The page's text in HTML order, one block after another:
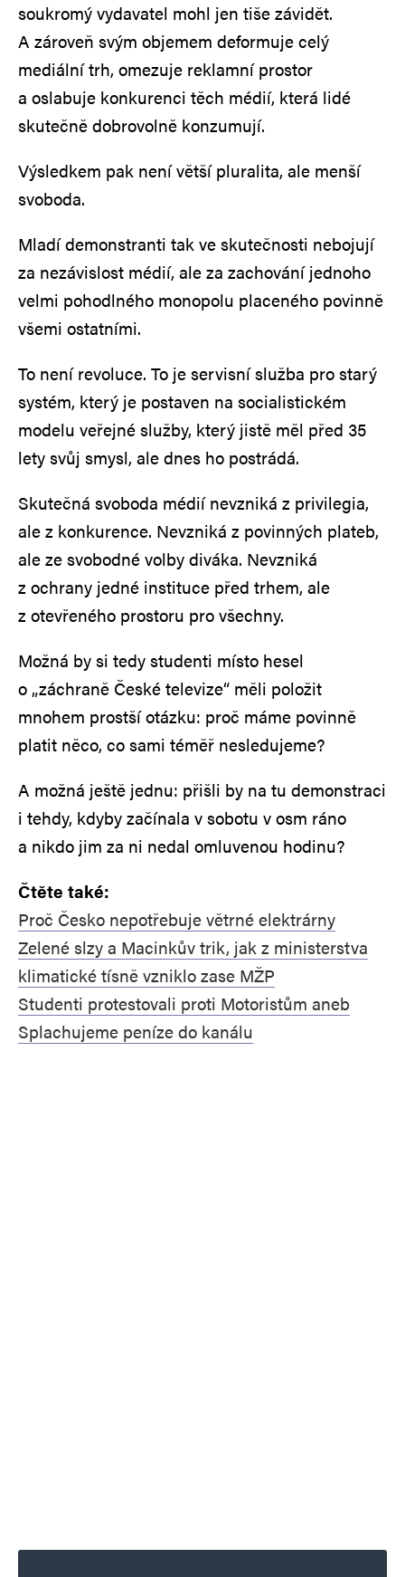
soukromý vydavatel mohl jen tiše závidět.
A zároveň svým objemem deformuje celý
mediální trh, omezuje reklamní prostor
a oslabuje konkurenci těch médií, která lidé
skutečně dobrovolně konzumují.
Výsledkem pak není větší pluralita, ale menší
svoboda.
Mladí demonstranti tak ve skutečnosti nebojují
za nezávislost médií, ale za zachování jednoho
velmi pohodlného monopolu placeného povinně
všemi ostatními.
To není revoluce. To je servisní služba pro starý
systém, který je postaven na socialistickém
modelu veřejné služby, který jistě měl před 35
lety svůj smysl, ale dnes ho postrádá.
Skutečná svoboda médií nevzniká z privilegia,
ale z konkurence. Nevzniká z povinných plateb,
ale ze svobodné volby diváka. Nevzniká
z ochrany jedné instituce před trhem, ale
z otevřeného prostoru pro všechny.
Možná by si tedy studenti místo hesel
o „záchraně České televize“ měli položit
mnohem prostší otázku: proč máme povinně
platit něco, co sami téměř nesledujeme?
A možná ještě jednu: přišli by na tu demonstraci
i tehdy, kdyby začínala v sobotu v osm ráno
a nikdo jim za ni nedal omluvenou hodinu?
Čtěte také:
Proč Česko nepotřebuje větrné elektrárny
Zelené slzy a Macinkův trik, jak z ministerstva
klimatické tísně vzniklo zase MŽP
Studenti protestovali proti Motoristům aneb
Splachujeme peníze do kanálu